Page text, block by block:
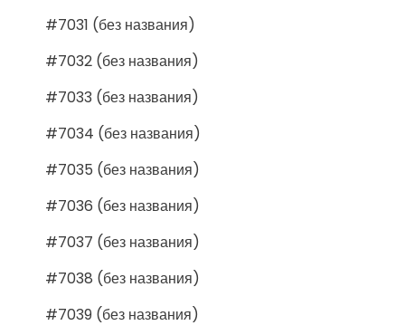
#7031 (без названия)
#7032 (без названия)
#7033 (без названия)
#7034 (без названия)
#7035 (без названия)
#7036 (без названия)
#7037 (без названия)
#7038 (без названия)
#7039 (без названия)